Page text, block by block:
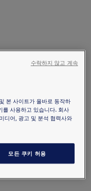
본 사이트가 올바로 동작하
를 사용하고 있습니다. 회사
디어, 광고 및 분석 협력사와
모든 쿠키 허용
수락하지 않고 계속